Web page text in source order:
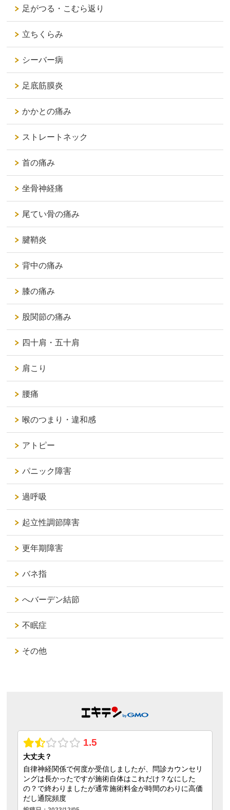
足がつる・こむら返り
立ちくらみ
シーバー病
足底筋膜炎
かかとの痛み
ストレートネック
首の痛み
坐骨神経痛
尾てい骨の痛み
腱鞘炎
背中の痛み
膝の痛み
股関節の痛み
四十肩・五十肩
肩こり
腰痛
喉のつまり・違和感
アトピー
パニック障害
過呼吸
起立性調節障害
更年期障害
バネ指
へバーデン結節
不眠症
その他